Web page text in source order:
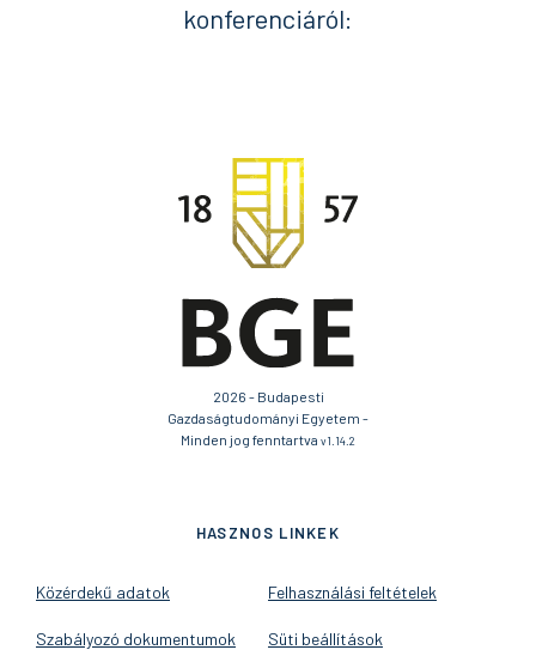
konferenciáról:
2026 - Budapesti
Gazdaságtudományi Egyetem -
Minden jog fenntartva v1.14.2
HASZNOS LINKEK
Közérdekű adatok
Szabályozó dokumentumok
Felhasználási feltételek
Süti beállítások